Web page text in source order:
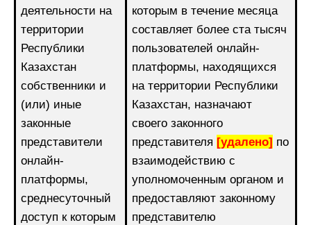
деятельности на
территории
Республики
Казахстан
собственники и
(или) иные
законные
представители
онлайн-
платформы,
среднесуточный
доступ к которым
которым в течение месяца
составляет более ста тысяч
пользователей онлайн-
платформы, находящихся
на территории Республики
Казахстан, назначают
своего законного
представителя [удалено] по
взаимодействию с
уполномоченным органом и
предоставляют законному
представителю